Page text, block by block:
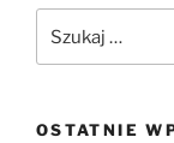
OSTATNIE